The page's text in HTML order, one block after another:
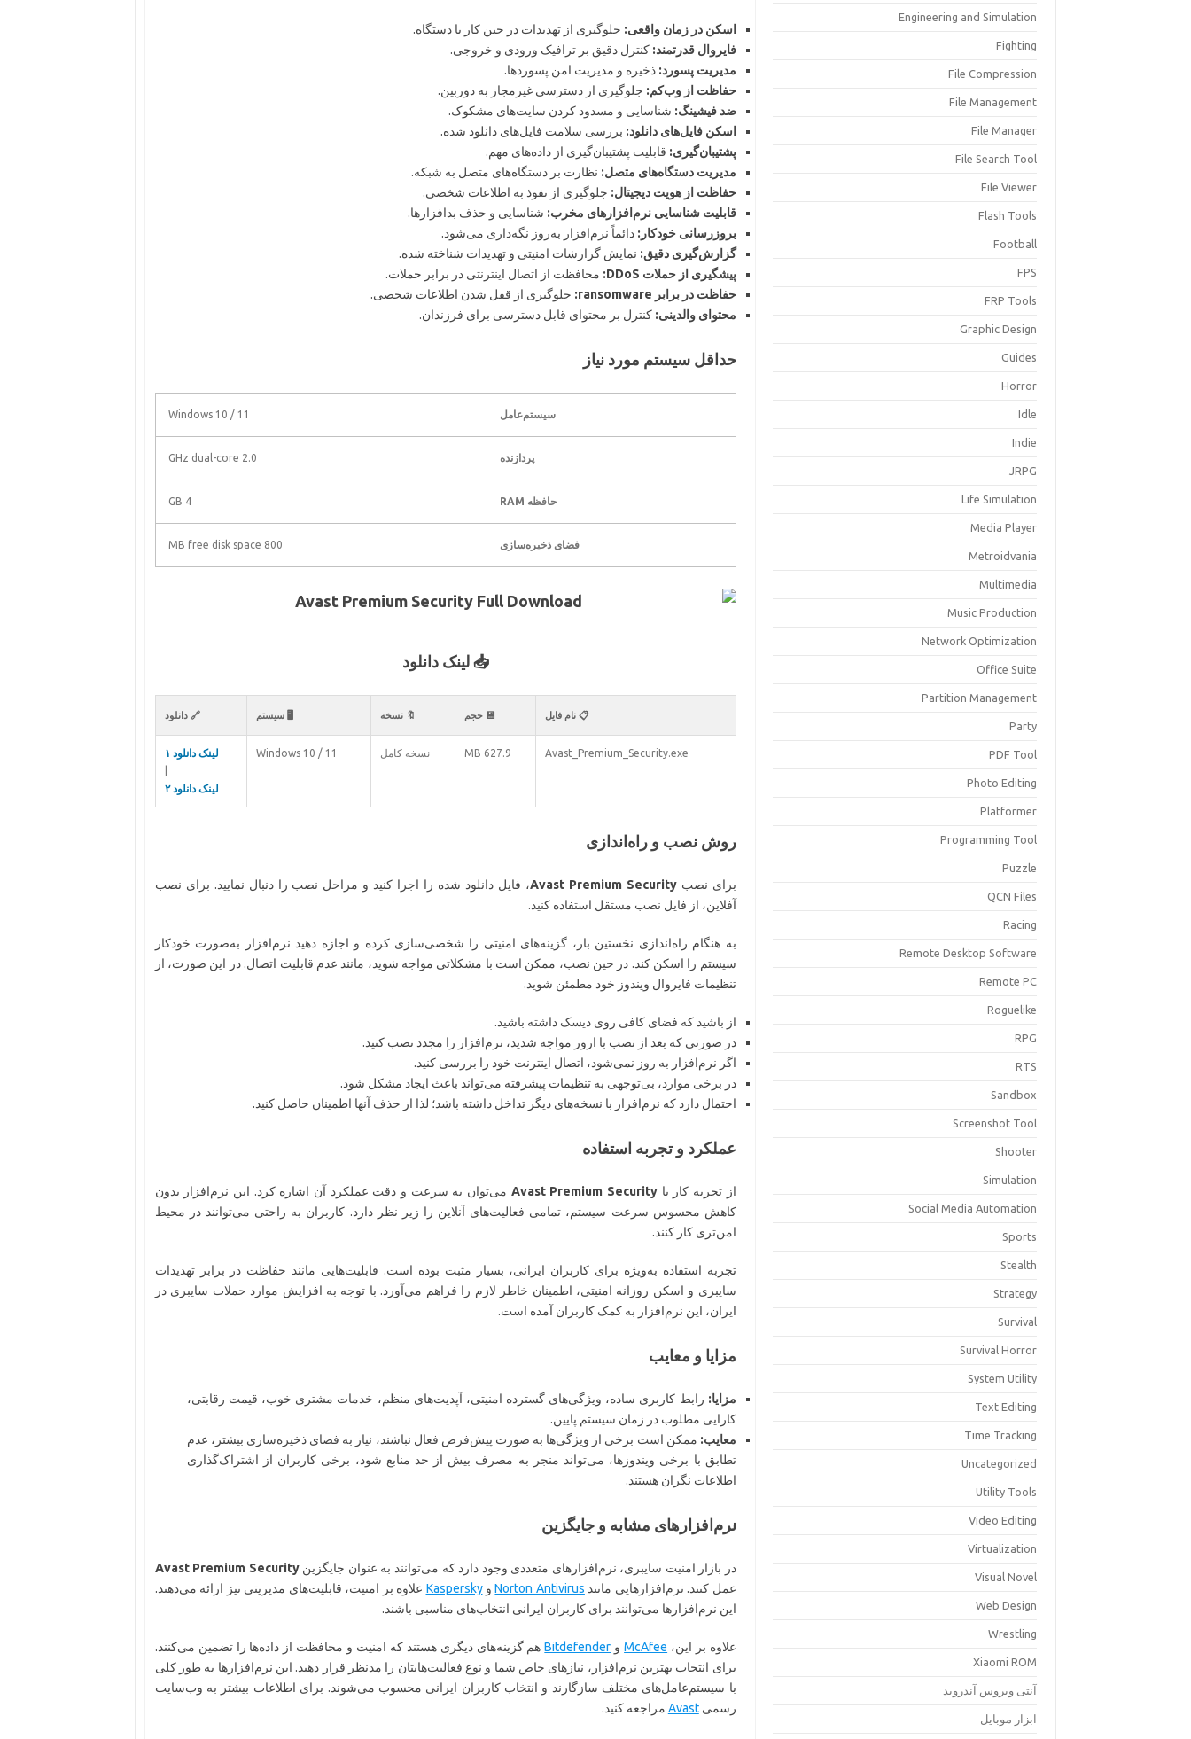
اسکن در زمان واقعی: جلوگیری از تهدیدات در حین کار با دستگاه.
فایروال قدرتمند: کنترل دقیق بر ترافیک ورودی و خروجی.
مدیریت پسورد: ذخیره و مدیریت امن پسوردها.
حفاظت از وب‌کم: جلوگیری از دسترسی غیرمجاز به دوربین.
ضد فیشینگ: شناسایی و مسدود کردن سایت‌های مشکوک.
اسکن فایل‌های دانلود: بررسی سلامت فایل‌های دانلود شده.
پشتیبان‌گیری: قابلیت پشتیبان‌گیری از داده‌های مهم.
مدیریت دستگاه‌های متصل: نظارت بر دستگاه‌های متصل به شبکه.
حفاظت از هویت دیجیتال: جلوگیری از نفوذ به اطلاعات شخصی.
قابلیت شناسایی نرم‌افزارهای مخرب: شناسایی و حذف بدافزارها.
بروزرسانی خودکار: دائماً نرم‌افزار به‌روز نگه‌داری می‌شود.
گزارش‌گیری دقیق: نمایش گزارشات امنیتی و تهدیدات شناخته شده.
پیشگیری از حملات DDoS:
محافظت از اتصال اینترنتی در برابر حملات.
حفاظت در برابر ransomware:
جلوگیری از قفل شدن اطلاعات شخصی.
محتوای والدینی: کنترل بر محتوای قابل دسترسی برای فرزندان.
حداقل سیستم مورد نیاز
سیستم‌عامل Windows 10 / 11
پردازنده 2.0 GHz dual-core
حافظه RAM 4 GB
فضای ذخیره‌سازی 800 MB free disk space
📥 لینک دانلود
📋 نام فایل 💾 حجم 🔖 نسخه 🖥️ سیستم 🔗 دانلود
Avast_Premium_Security.exe
627.9 MB نسخه کامل Windows 10 / 11
لینک دانلود ۱
لینک دانلود ۲
روش نصب و راه‌اندازی
برای نصبAvast Premium Security، فایل دانلود شده را اجرا کنید و مراحل نصب را دنبال نمایید. برای نصب
آفلاین، از فایل نصب مستقل استفاده کنید.
به هنگام راه‌اندازی نخستین بار، گزینه‌های امنیتی را شخصی‌سازی کرده و اجازه دهید نرم‌افزار به‌صورت خودکار
سیستم را اسکن کند. در حین نصب، ممکن است با مشکلاتی مواجه شوید، مانند عدم قابلیت اتصال. در این صورت، از
تنظیمات فایروال ویندوز خود مطمئن شوید.
از باشید که فضای کافی روی دیسک داشته باشید.
در صورتی که بعد از نصب با ارور مواجه شدید، نرم‌افزار را مجدد نصب کنید.
اگر نرم‌افزار به روز نمی‌شود، اتصال اینترنت خود را بررسی کنید.
در برخی موارد، بی‌توجهی به تنظیمات پیشرفته می‌تواند باعث ایجاد مشکل شود.
احتمال دارد که نرم‌افزار با نسخه‌های دیگر تداخل داشته باشد؛ لذا از حذف آنها اطمینان حاصل کنید.
عملکرد و تجربه استفاده
از تجربه کار با Avast Premium Security می‌توان به سرعت و دقت عملکرد آن اشاره کرد. این نرم‌افزار بدون
کاهش محسوس سرعت سیستم، تمامی فعالیت‌های آنلاین را زیر نظر دارد. کاربران به راحتی می‌توانند در محیط
امن‌تری کار کنند.
تجربه استفاده به‌ویژه برای کاربران ایرانی، بسیار مثبت بوده است. قابلیت‌هایی مانند حفاظت در برابر تهدیدات
سایبری و اسکن روزانه امنیتی، اطمینان خاطر لازم را فراهم می‌آورد. با توجه به افزایش موارد حملات سایبری در
ایران، این نرم‌افزار به کمک کاربران آمده است.
مزایا و معایب
مزایا: رابط کاربری ساده، ویژگی‌های گسترده امنیتی، آپدیت‌های منظم، خدمات مشتری خوب، قیمت رقابتی،
کارایی مطلوب در زمان سیستم پایین.
معایب: ممکن است برخی از ویژگی‌ها به صورت پیش‌فرض فعال نباشند، نیاز به فضای ذخیره‌سازی بیشتر، عدم
تطابق با برخی ویندوزها، می‌تواند منجر به مصرف بیش از حد منابع شود، برخی کاربران از اشتراک‌گذاری
اطلاعات نگران هستند.
نرم‌افزارهای مشابه و جایگزین
در بازار امنیت سایبری، نرم‌افزارهای متعددی وجود دارد که می‌توانند به عنوان جایگزینAvast Premium Security
عمل کنند. نرم‌افزارهایی مانند Norton AntivirusوKaspersky علاوه بر امنیت، قابلیت‌های مدیریتی نیز ارائه می‌دهند.
این نرم‌افزارها می‌توانند برای کاربران ایرانی انتخاب‌های مناسبی باشند.
علاوه بر این، McAfeeو Bitdefenderهم گزینه‌های دیگری هستند که امنیت و محافظت از داده‌ها را تضمین می‌کنند.
برای انتخاب بهترین نرم‌افزار، نیازهای خاص شما و نوع فعالیت‌هایتان را مدنظر قرار دهید. این نرم‌افزارها به طور کلی
با سیستم‌عامل‌های مختلف سازگارند و انتخاب کاربران ایرانی محسوب می‌شوند. برای اطلاعات بیشتر به وب‌سایت
رسمیAvast مراجعه کنید.
Engineering and Simulation
Fighting
File Compression
File Management
File Manager
File Search Tool
File Viewer
Flash Tools
Football
FPS
FRP Tools
Graphic Design
Guides
Horror
Idle
Indie
JRPG
Life Simulation
Media Player
Metroidvania
Multimedia
Music Production
Network Optimization
Office Suite
Partition Management
Party
PDF Tool
Photo Editing
Platformer
Programming Tool
Puzzle
QCN Files
Racing
Remote Desktop Software
Remote PC
Roguelike
RPG
RTS
Sandbox
Screenshot Tool
Shooter
Simulation
Social Media Automation
Sports
Stealth
Strategy
Survival
Survival Horror
System Utility
Text Editing
Time Tracking
Uncategorized
Utility Tools
Video Editing
Virtualization
Visual Novel
Web Design
Wrestling
Xiaomi ROM
آنتی ویروس آندروید
ابزار موبایل